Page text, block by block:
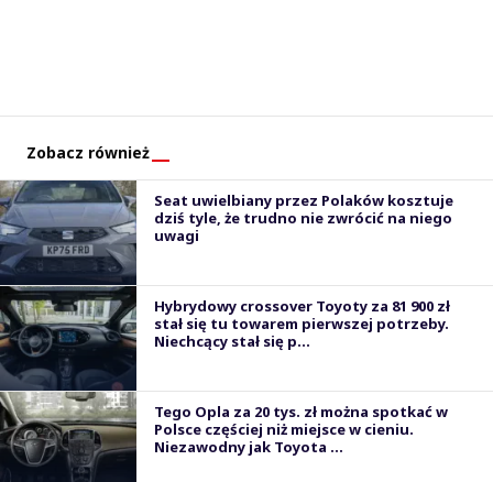
Zobacz również
Seat uwielbiany przez Polaków kosztuje
dziś tyle, że trudno nie zwrócić na niego
uwagi
Hybrydowy crossover Toyoty za 81 900 zł
stał się tu towarem pierwszej potrzeby.
Niechcący stał się p...
Tego Opla za 20 tys. zł można spotkać w
Polsce częściej niż miejsce w cieniu.
Niezawodny jak Toyota ...